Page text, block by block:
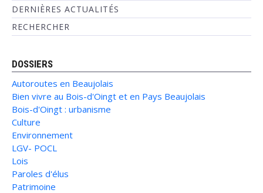
DERNIÈRES ACTUALITÉS
RECHERCHER
DOSSIERS
Autoroutes en Beaujolais
Bien vivre au Bois-d'Oingt et en Pays Beaujolais
Bois-d'Oingt : urbanisme
Culture
Environnement
LGV- POCL
Lois
Paroles d'élus
Patrimoine